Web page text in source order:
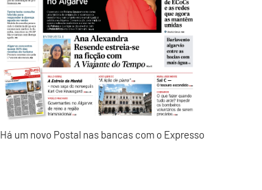
Há um novo Postal nas bancas com o Expresso